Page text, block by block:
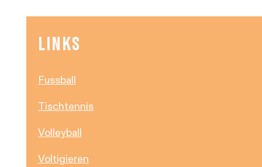
LINKS
Fussball
Tischtennis
Volleyball
Voltigieren